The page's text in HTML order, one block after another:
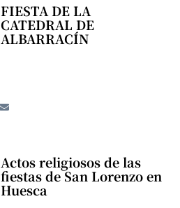
FIESTA DE LA
CATEDRAL DE
ALBARRACÍN
Actos religiosos de las
fiestas de San Lorenzo en
Huesca